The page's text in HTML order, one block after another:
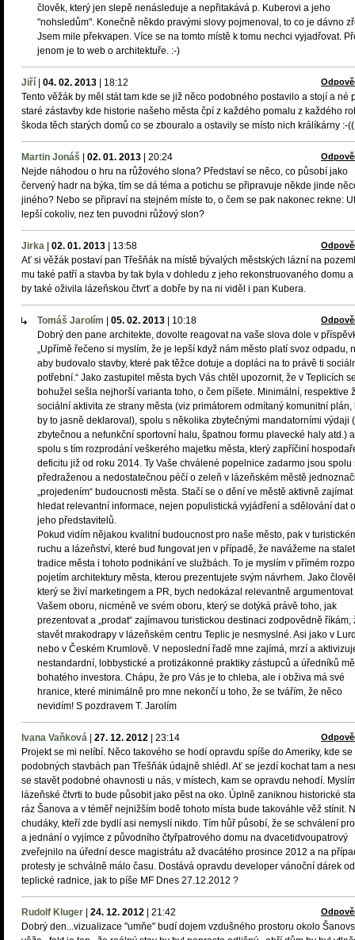
člověk, který jen slepě nenásleduje a nepřitakává p. Kuberovi a jeho
"nohsledům". Konečně někdo pravými slovy pojmenoval, to co je dávno
Jsem mile překvapen. Více se na tomto místě k tomu nechci vyjadřovat.
jenom je to web o architektuře. :-)
Jiří 04. 02. 2013 18:12
Tento věžák by měl stát tam kde se již něco podobného postavilo a stojí a né
staré zástavby kde historie našeho města čpí z každého pomalu z každého
škoda těch starých domů co se zbouralo a ostavily se místo nich králíkárny :-((
Martin Jonáš 02. 01. 2013 20:24
Nejde náhodou o hru na růžového slona? Představí se něco, co působí jako
červený hadr na býka, tím se dá téma a potichu se připravuje někde jinde
jiného? Nebo se připraví na stejném míste to, o čem se pak nakonec rekne:
lepší cokoliv, nez ten puvodni růžový slon?
Jirka 02. 01. 2013 13:58
Ať si věžák postaví pan Třešňák na místě bývalých městských lázní na
mu také patří a stavba by tak byla v dohledu z jeho rekonstruovaného domu
by také oživila lázeňskou čtvrť a dobře by na ni viděl i pan Kubera.
Tomáš Jarolím 05. 02. 2013 10:18
Dobrý den pane architekte, dovolte reagovat na vaše slova dole v
„Upřímě řečeno si myslím, že je lepší když nám město platí svoz odpadu,
aby budovalo stavby, které pak těžce dotuje a dopláci na to právě ti
potřební.“ Jako zastupitel města bych Vás chtěl upozornit, že v Teplicích
bohužel sešla nejhorší varianta toho, o čem píšete. Minimální, respektive
sociální aktivita ze strany města (viz primátorem odmítaný komunitní plán,
by to jasně deklaroval), spolu s několika zbytečnými mandatorními výdaji
zbytečnou a nefunkční sportovní halu, špatnou formu plavecké haly atd.) a
spolu s tím rozprodání veškerého majetku města, který zapříčiní
deficitu již od roku 2014. Ty Vaše chválené popelnice zadarmo jsou spolu
předraženou a nedostatečnou péčí o zeleň v lázeňském městě
„projedením“ budoucnosti města. Stačí se o dění ve městě aktivně zajímat
hledat relevantní informace, nejen populistická vyjádření a sdělování dat
jeho představitelů.
Pokud vidím nějakou kvalitní budoucnost pro naše město, pak v
ruchu a lázeňství, které bud fungovat jen v případě, že navážeme na
tradice města i tohoto podnikání ve službách. To je myslím v přímém
pojetím architektury města, kterou prezentujete svým návrhem. Jako
který se živí marketingem a PR, bych nedokázal relevantně argumentovat
Vašem oboru, nicméně ve svém oboru, který se dotýká právě toho, jak
prezentovat a „prodat“ zajímavou turistickou destinaci zodpovědně říkám,
stavět mrakodrapy v lázeňském centru Teplic je nesmyslné. Asi jako v
nebo v Českém Krumlově. V neposlední řadě mne zajímá, mrzí a
nestandardní, lobbystické a protizákonné praktiky zástupců a úředníků
bohatého investora. Chápu, že pro Vás je to chleba, ale i obživa má své
hranice, které minimálně pro mne nekončí u toho, že se tvářím, že něco
nevidím! S pozdravem T. Jarolím
Ivana Vaňková 27. 12. 2012 23:14
Projekt se mi nelíbí. Něco takového se hodí opravdu spíše do Ameriky, kde se
podobných stavbách pan Třešňák údajně shlédl. Ať se jezdí kochat tam a
se stavět podobné ohavnosti u nás, v místech, kam se opravdu nehodí.
lázeňské čtvrti to bude působit jako pěst na oko. Úplně zaniknou historické
ráz Šanova a v téměř nejnižším bodě tohoto místa bude takováhle věž stínit.
chudáky, kteří zde bydlí asi nemyslí nikdo. Tím hůř působí, že se schválení
a jednání o vyjímce z původního čtyřpatrového domu na dvacetidvoupatrový
zveřejnilo na úřední desce magistrátu až dvacátého prosince 2012 a na
protesty je schválně málo času. Dostává opravdu developer vánoční dárek od
teplické radnice, jak to píše MF Dnes 27.12.2012 ?
Rudolf Kluger 24. 12. 2012 21:42
Dobrý den...vizualizace "umňe" budí dojem vzdušného prostoru okolo